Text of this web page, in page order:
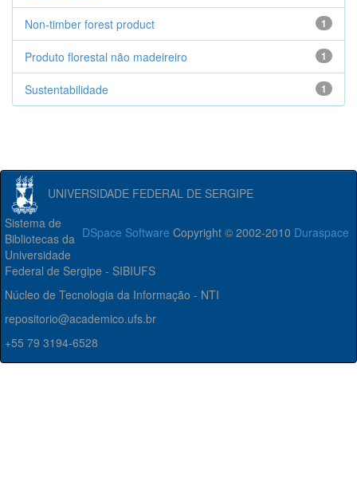
1
Non-timber forest product
1
Produto florestal não madeireiro
1
Sustentabilidade
UNIVERSIDADE FEDERAL DE SERGIPE
DSpace Software Copyright © 2002-2010 Duraspace
Sistema de
Bibliotecas da
Universidade
Federal de Sergipe - SIBIUFS
Núcleo de Tecnologia da Informação - NTI
repositorio@academico.ufs.br
+55 79 3194-6528